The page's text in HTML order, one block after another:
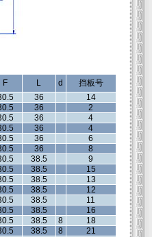
F L d
挡板号
36
14
36
2
36
4
36
4
36
6
36
8
38.5
9
38.5
15
38.5
13
38.5
12
38.5
11
38.5
16
38.5 8
18
38.5 8
21